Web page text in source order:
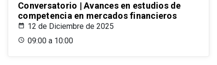
Conversatorio | Avances en estudios de
competencia en mercados financieros
12 de Diciembre de 2025
09:00 a 10:00